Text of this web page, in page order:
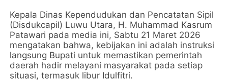
Kepala Dinas Kependudukan dan Pencatatan Sipil
(Disdukcapil) Luwu Utara, H. Muhammad Kasrum
Patawari pada media ini, Sabtu 21 Maret 2026
mengatakan bahwa, kebijakan ini adalah instruksi
langsung Bupati untuk memastikan pemerintah
daerah hadir melayani masyarakat pada setiap
situasi, termasuk libur Idulfitri.